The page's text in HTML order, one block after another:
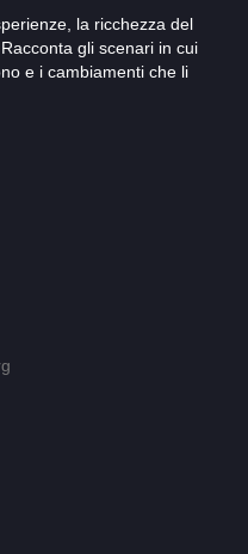
la ricchezza del
gli scenari in cui
e i cambiamenti che li